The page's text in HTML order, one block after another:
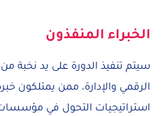
الخبراء المنفذون
سيتم تنفيذ الدورة على يد نخبة
الرقمي والإدارة، ممن يمتلكون
استراتيجيات التحول في